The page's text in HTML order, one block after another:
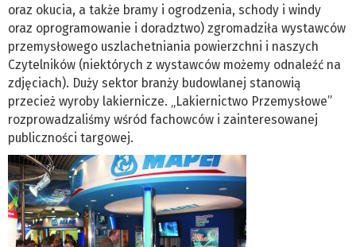
oraz okucia, a także bramy i ogrodzenia, schody i windy
oraz oprogramowanie i doradztwo) zgromadziła wystawców
przemysłowego uszlachetniania powierzchni i naszych
Czytelników (niektórych z wystawców możemy odnaleźć na
zdjęciach). Duży sektor branży budowlanej stanowią
przecież wyroby lakiernicze. „Lakiernictwo Przemysłowe”
rozprowadzaliśmy wśród fachowców i zainteresowanej
publiczności targowej.